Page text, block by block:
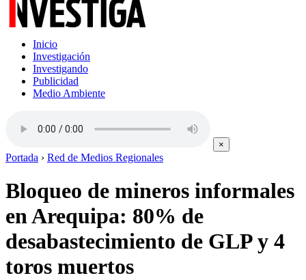
Inicio
Investigación
Investigando
Publicidad
Medio Ambiente
×
Portada › Red de Medios Regionales
Bloqueo de mineros informales
en Arequipa: 80% de
desabastecimiento de GLP y 4
toros muertos